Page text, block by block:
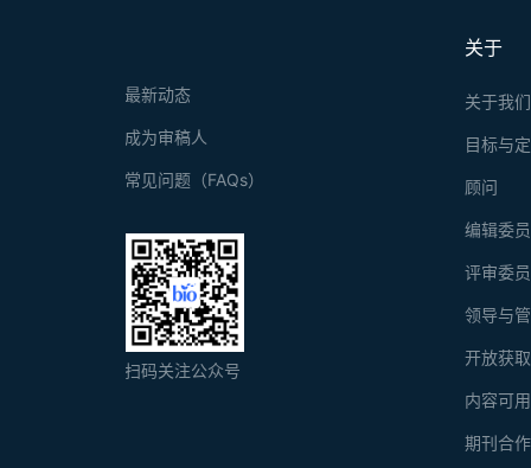
关于
关于我们
目标与
顾问
编辑委
评审委
领导与
开放获
内容可
期刊合
最新动态
成为审稿人
常见问题（FAQs）
扫码关注公众号